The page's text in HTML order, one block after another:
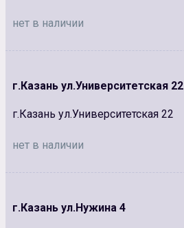
нет в наличии
г.Казань ул.Университетская 22
г.Казань ул.Университетская 22
нет в наличии
г.Казань ул.Нужина 4